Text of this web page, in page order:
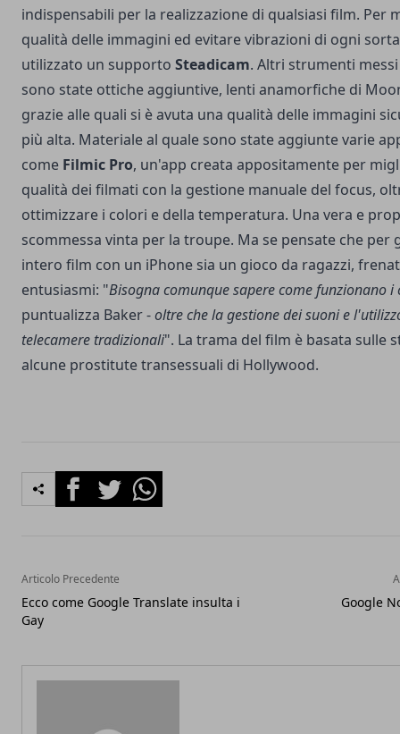
indispensabili per la realizzazione di qualsiasi film. Per
qualità delle immagini ed evitare vibrazioni di ogni
utilizzato un supporto Steadicam. Altri strumenti
sono state ottiche aggiuntive, lenti anamorfiche di
grazie alle quali si è avuta una qualità delle immagini
più alta. Materiale al quale sono state aggiunte varie
come Filmic Pro, un'app creata appositamente per
qualità dei filmati con la gestione manuale del focus,
ottimizzare i colori e della temperatura. Una vera e
scommessa vinta per la troupe. Ma se pensate che per
intero film con un iPhone sia un gioco da ragazzi,
entusiasmi: "Bisogna comunque sapere come funzionano i
puntualizza Baker -oltre che la gestione dei suoni e
telecamere tradizionali". La trama del film è basata sulle
alcune prostitute transessuali di Hollywood.
FacebookTwitterWhatsapp
Articolo Precedente
Ecco come Google Translate insulta i
Gay
Google